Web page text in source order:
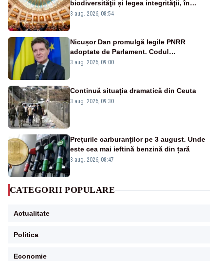
biodiversităţii și legea integrităţii, în
dezbatere
3 aug. 2026, 08:54
Nicușor Dan promulgă legile PNRR
adoptate de Parlament. Codul
urbanismului, printre actele normative
3 aug. 2026, 09:00
Continuă situația dramatică din Ceuta
3 aug. 2026, 09:30
Prețurile carburanților pe 3 august. Unde
este cea mai ieftină benzină din țară
3 aug. 2026, 08:47
CATEGORII POPULARE
Actualitate
Politica
Economie